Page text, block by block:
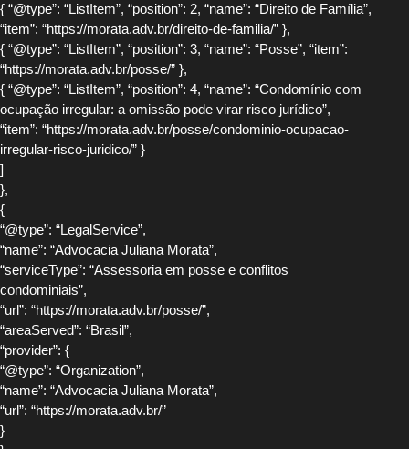
{ “@type”: “ListItem”, “position”: 2, “name”: “Direito de Família”,
“item”: “https://morata.adv.br/direito-de-familia/” },
{ “@type”: “ListItem”, “position”: 3, “name”: “Posse”, “item”:
“https://morata.adv.br/posse/” },
{ “@type”: “ListItem”, “position”: 4, “name”: “Condomínio com
ocupação irregular: a omissão pode virar risco jurídico”,
“item”: “https://morata.adv.br/posse/condominio-ocupacao-
irregular-risco-juridico/” }
]
},
{
“@type”: “LegalService”,
“name”: “Advocacia Juliana Morata”,
“serviceType”: “Assessoria em posse e conflitos
condominiais”,
“url”: “https://morata.adv.br/posse/”,
“areaServed”: “Brasil”,
“provider”: {
“@type”: “Organization”,
“name”: “Advocacia Juliana Morata”,
“url”: “https://morata.adv.br/”
}